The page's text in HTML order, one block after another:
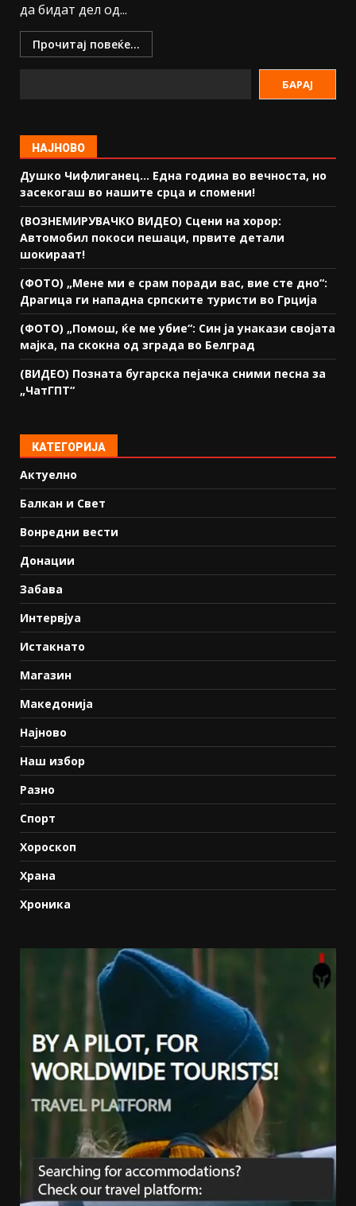
да бидат дел од...
Прочитај повеќе...
БАРАЈ
НАЈНОВО
Душко Чифлиганец… Eдна година во вечноста, но
засекогаш во нашите срца и спомени!
(ВОЗНЕМИРУВАЧКО ВИДЕО) Сцени на хорор:
Автомобил покоси пешаци, првите детали
шокираат!
(ФОТО) „Мене ми е срам поради вас, вие сте дно“:
Драгица ги нападна српските туристи во Грција
(ФОТО) „Помош, ќе ме убие“: Син ја унакази својата
мајка, па скокна од зграда во Белград
(ВИДЕО) Позната бугарска пејачка сними песна за
„ЧатГПТ“
КАТЕГОРИЈА
Актуелно
Балкан и Свет
Вонредни вести
Донации
Забава
Интервјуа
Истакнато
Магазин
Македонија
Најново
Наш избор
Разно
Спорт
Хороскоп
Храна
Хроника